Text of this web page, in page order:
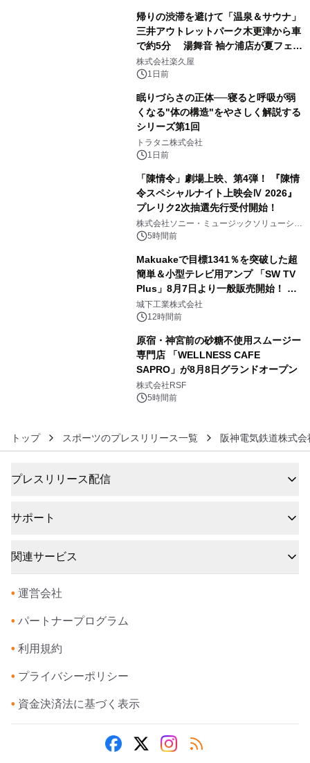
帰りの渋滞を避けて「温泉＆サウナ」
三井アウトレットパーク木更津から車
で約5分 湯舞音 袖ケ浦店が夏フェア
メニューを提供
株式会社楽久屋
1日前
眠りづらさの正体──寝ると呼吸が弱
くなる"体の構造"をやさしく解説する
シリーズ第1回
トラタニ株式会社
1日前
「陳情令」劇場上映、第4弾！ 『陳情
令スペシャルナイト上映会Ⅳ 2026』
プレリク2次抽選先行受付開始！
株式会社ソニー・ミュージックソリューショ
ンズ5時間前
Makuakeで目標1341％を突破した超
簡単＆小型テレビ用アンプ 「SW TV
Plus」8月7日より一般販売開始！ ケ
ーブル1本つなぐだけ、テレビの音が
ぐっと豊かに
城下工業株式会社
12時間前
原宿・神宮前の砂糖不使用スムージー
専門店 「WELLNESS CAFE
SAPRO」が8月8日グランドオープン
株式会社RSF
5時間前
トップ スポーツのプレスリリース一覧 阪神電気鉄道株式会
プレスリリース配信
サポート
関連サービス
• 運営会社
• パートナープログラム
• 利用規約
• プライバシーポリシー
• 資金決済法に基づく表示